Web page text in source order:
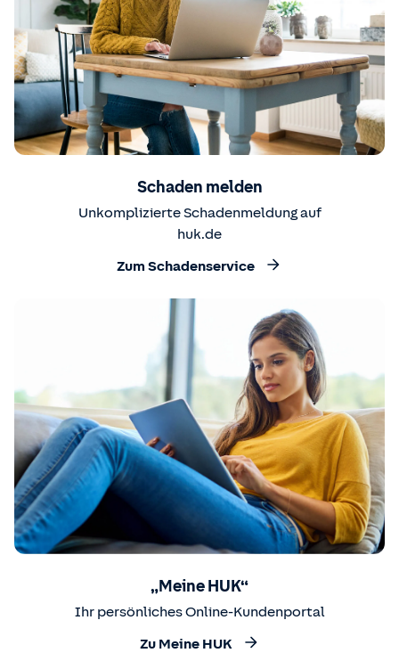
Schaden melden
Unkomplizierte Schadenmeldung auf
huk.de
Zum Schadenservice
„Meine HUK“
Ihr persönliches Online-Kundenportal
Zu Meine HUK